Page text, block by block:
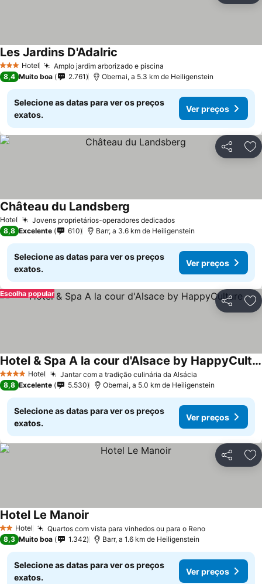
3 EstrelasHotel Amplo jardim arborizado e piscina
Les Jardins D'Adalric
8,4 Muito boa 2.761 Obernai, a 5.3 km de Heiligenstein
Selecione as datas para ver os preços
exatos.
Ver preços
Partilhar
Hotel Jovens proprietários-operadores dedicados
Château du Landsberg
8,8 Excelente 610 Barr, a 3.6 km de Heiligenstein
Selecione as datas para ver os preços
exatos.
Ver preços
Partilhar
Escolha popular
4 EstrelasHotel Jantar com a tradição culinária da Alsácia
Hotel & Spa A la cour d'Alsace by HappyCulture
8,8 Excelente 5.530 Obernai, a 5.0 km de Heiligenstein
Selecione as datas para ver os preços
exatos.
Ver preços
Partilhar
2 Estrelas
Hotel Quartos com vista para vinhedos ou para o Reno
Hotel Le Manoir
8,3 Muito boa 1.342 Barr, a 1.6 km de Heiligenstein
Selecione as datas para ver os preços
exatos.
Ver preços